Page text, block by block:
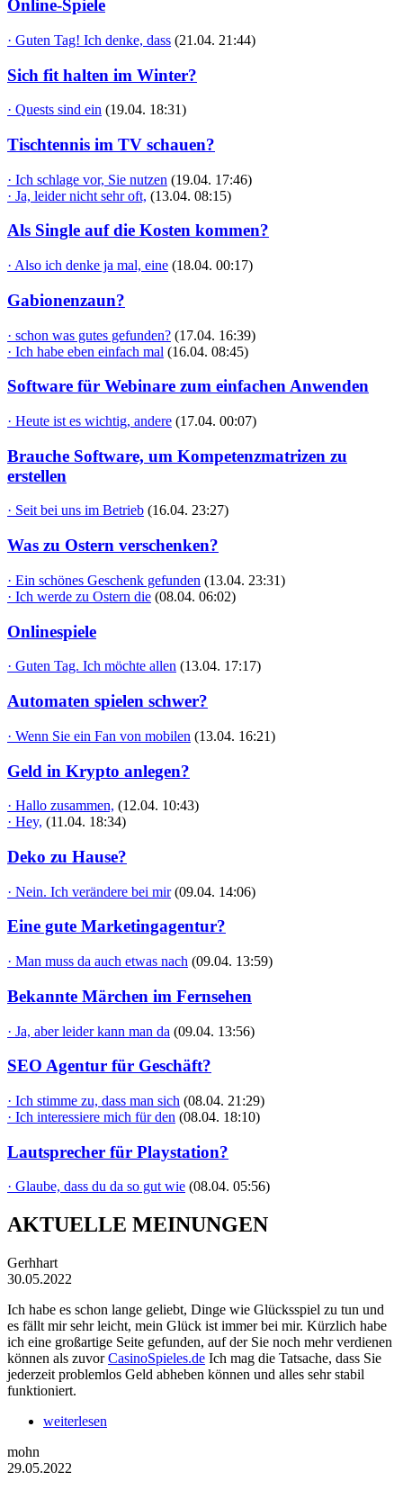
Online-Spiele
· Guten Tag! Ich denke, dass (21.04. 21:44)
Sich fit halten im Winter?
· Quests sind ein (19.04. 18:31)
Tischtennis im TV schauen?
· Ich schlage vor, Sie nutzen (19.04. 17:46)
· Ja, leider nicht sehr oft, (13.04. 08:15)
Als Single auf die Kosten kommen?
· Also ich denke ja mal, eine (18.04. 00:17)
Gabionenzaun?
· schon was gutes gefunden? (17.04. 16:39)
· Ich habe eben einfach mal (16.04. 08:45)
Software für Webinare zum einfachen Anwenden
· Heute ist es wichtig, andere (17.04. 00:07)
Brauche Software, um Kompetenzmatrizen zu
erstellen
· Seit bei uns im Betrieb (16.04. 23:27)
Was zu Ostern verschenken?
· Ein schönes Geschenk gefunden (13.04. 23:31)
· Ich werde zu Ostern die (08.04. 06:02)
Onlinespiele
· Guten Tag. Ich möchte allen (13.04. 17:17)
Automaten spielen schwer?
· Wenn Sie ein Fan von mobilen (13.04. 16:21)
Geld in Krypto anlegen?
· Hallo zusammen, (12.04. 10:43)
· Hey, (11.04. 18:34)
Deko zu Hause?
· Nein. Ich verändere bei mir (09.04. 14:06)
Eine gute Marketingagentur?
· Man muss da auch etwas nach (09.04. 13:59)
Bekannte Märchen im Fernsehen
· Ja, aber leider kann man da (09.04. 13:56)
SEO Agentur für Geschäft?
· Ich stimme zu, dass man sich (08.04. 21:29)
· Ich interessiere mich für den (08.04. 18:10)
Lautsprecher für Playstation?
· Glaube, dass du da so gut wie (08.04. 05:56)
AKTUELLE MEINUNGEN
Gerhhart
30.05.2022
Ich habe es schon lange geliebt, Dinge wie Glücksspiel zu tun und
es fällt mir sehr leicht, mein Glück ist immer bei mir. Kürzlich habe
ich eine großartige Seite gefunden, auf der Sie noch mehr verdienen
können als zuvorCasinoSpieles.de Ich mag die Tatsache, dass Sie
jederzeit problemlos Geld abheben können und alles sehr stabil
funktioniert.
weiterlesen
mohn
29.05.2022